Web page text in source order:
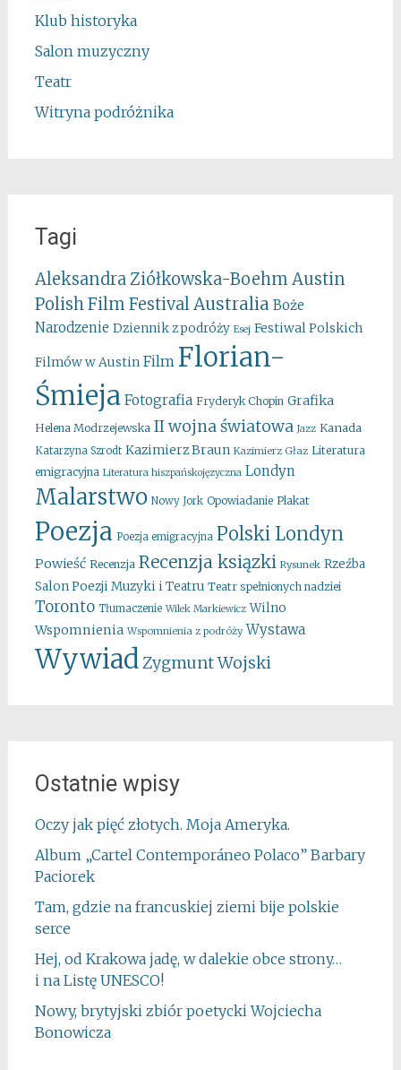
Klub historyka
Salon muzyczny
Teatr
Witryna podróżnika
Tagi
Aleksandra Ziółkowska-Boehm Austin
Polish Film FestivalAustralia Boże
Narodzenie Dziennik z podróży Esej Festiwal Polskich
Filmów w Austin Film Florian-
Śmieja Fotografia Fryderyk Chopin Grafika
Helena Modrzejewska II wojna światowa Jazz Kanada
Katarzyna Szrodt Kazimierz Braun Kazimierz Głaz Literatura
emigracyjna Literatura hiszpańskojęzyczna Londyn
Malarstwo Nowy Jork Opowiadanie Plakat
Poezja Poezja emigracyjna Polski Londyn
Powieść Recenzja Recenzja ksiązki Rysunek Rzeźba
Salon Poezji Muzyki i Teatru Teatr spełnionych nadziei
Toronto Tłumaczenie Wilek Markiewicz Wilno
Wspomnienia Wspomnienia z podróży Wystawa
WywiadZygmunt Wojski
Ostatnie wpisy
Oczy jak pięć złotych. Moja Ameryka.
Album „Cartel Contemporáneo Polaco” Barbary
Paciorek
Tam, gdzie na francuskiej ziemi bije polskie
serce
Hej, od Krakowa jadę, w dalekie obce strony…
i na Listę UNESCO!
Nowy, brytyjski zbiór poetycki Wojciecha
Bonowicza